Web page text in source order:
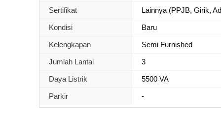
Sertifikat Lainnya (PPJB, Girik,
Kondisi Baru
Kelengkapan Semi Furnished
Jumlah Lantai 3
Daya Listrik 5500 VA
Parkir -